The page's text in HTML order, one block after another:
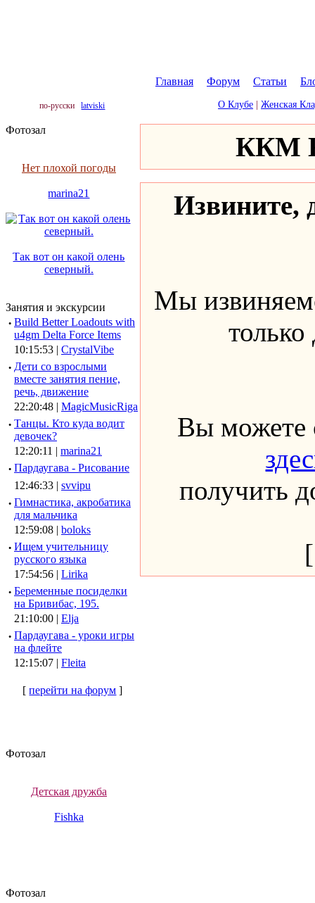
Главная Форум Статьи
по-русски latviski О Клубе Женская
Фотозал
Нет плохой погоды
marina21
Так вот он какой олень
северный.
Занятия и экскурсии
· Build Better Loadouts with
u4gm Delta Force Items
10:15:53 | CrystalVibe
· Дети со взрослыми
вместе занятия пение,
речь, движение
22:20:48 | MagicMusicRiga
· Танцы. Кто куда водит
девочек?
12:20:11 | marina21
· Пардаугава - Рисование
12:46:33 | svvipu
· Гимнастика, акробатика
для мальчика
12:59:08 | boloks
· Ищем учительницу
русского языка
17:54:56 | Lirika
· Беременные посиделки
на Бривибас, 195.
21:10:00 | Elja
· Пардаугава - уроки игры
на флейте
12:15:07 | Fleita
[перейти на форум ]
Фотозал
Детская дружба
Fishka
Фотозал
ККМ
Извините,
Мы
Вы можете
получить